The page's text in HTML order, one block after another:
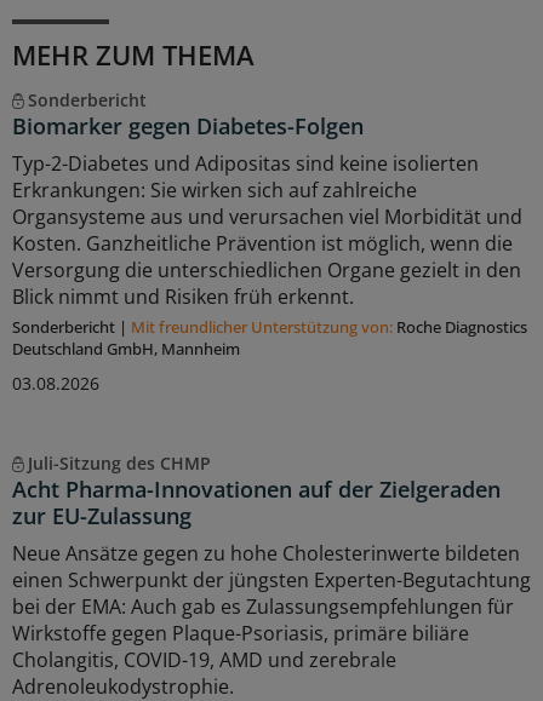
MEHR ZUM THEMA
Sonderbericht
Biomarker gegen Diabetes-Folgen
Typ-2-Diabetes und Adipositas sind keine isolierten
Erkrankungen: Sie wirken sich auf zahlreiche
Organsysteme aus und verursachen viel Morbidität und
Kosten. Ganzheitliche Prävention ist möglich, wenn die
Versorgung die unterschiedlichen Organe gezielt in den
Blick nimmt und Risiken früh erkennt.
Sonderbericht | Mit freundlicher Unterstützung von: Roche Diagnostics
Deutschland GmbH, Mannheim
03.08.2026
Juli-Sitzung des CHMP
Acht Pharma-Innovationen auf der Zielgeraden
zur EU-Zulassung
Neue Ansätze gegen zu hohe Cholesterinwerte bildeten
einen Schwerpunkt der jüngsten Experten-Begutachtung
bei der EMA: Auch gab es Zulassungsempfehlungen für
Wirkstoffe gegen Plaque-Psoriasis, primäre biliäre
Cholangitis, COVID-19, AMD und zerebrale
Adrenoleukodystrophie.